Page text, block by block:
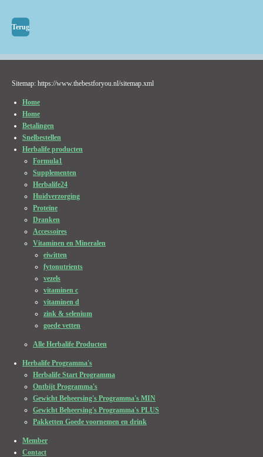
Terug
Sitemap: https://www.thebestforyou.nl/sitemap.xml
Home
Home
Betalingen
Snelbestellen
Herbalife producten
Formula1
Supplementen
Herbalife24
Huidverzorging
Proteïne
Dranken
Accessoires
Vitaminen en Mineralen
eiwitten
fytonutrients
vezels
vitaminen c
vitaminen d
zink & selenium
goede vetten
Alle Herbalife Producten
Herbalife Programma's
Herbalife Start Programma
Ontbijt Programma's
Gewicht Beheersing's Programma's MIN
Gewicht Beheersing's Programma's PLUS
Pakketten Goede voornemen en drink
Member
Contact